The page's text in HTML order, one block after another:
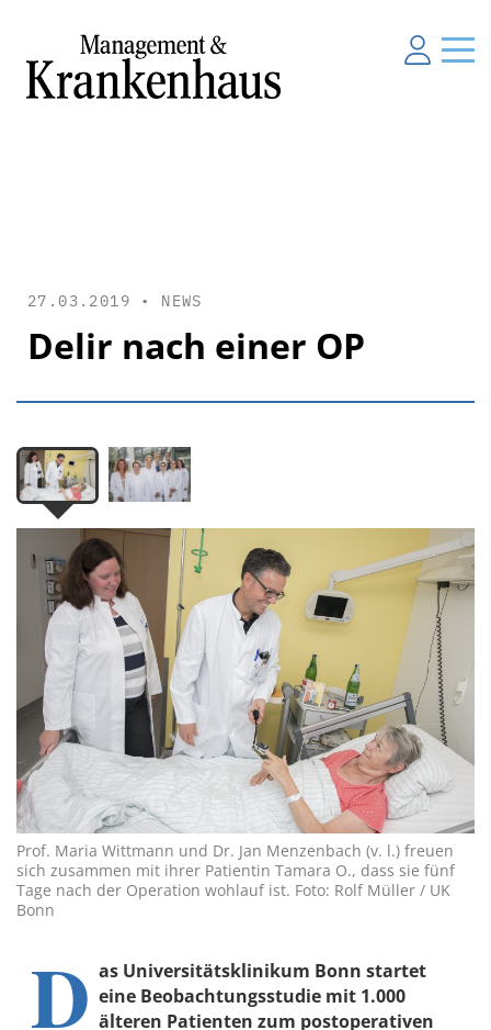
27.03.2019 • NEWS
Delir nach einer OP
Prof. Maria Wittmann und Dr. Jan Menzenbach (v. l.) freuen
sich zusammen mit ihrer Patientin Tamara O., dass sie fünf
Tage nach der Operation wohlauf ist. Foto: Rolf Müller / UK
Bonn
D as Universitätsklinikum Bonn startet
eine Beobachtungsstudie mit 1.000
älteren Patienten zum postoperativen